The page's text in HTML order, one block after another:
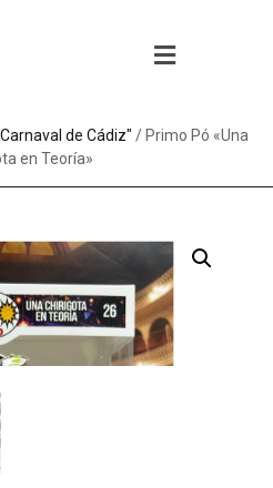
de Cádiz" / Primo Pó «Una
en Teoría»